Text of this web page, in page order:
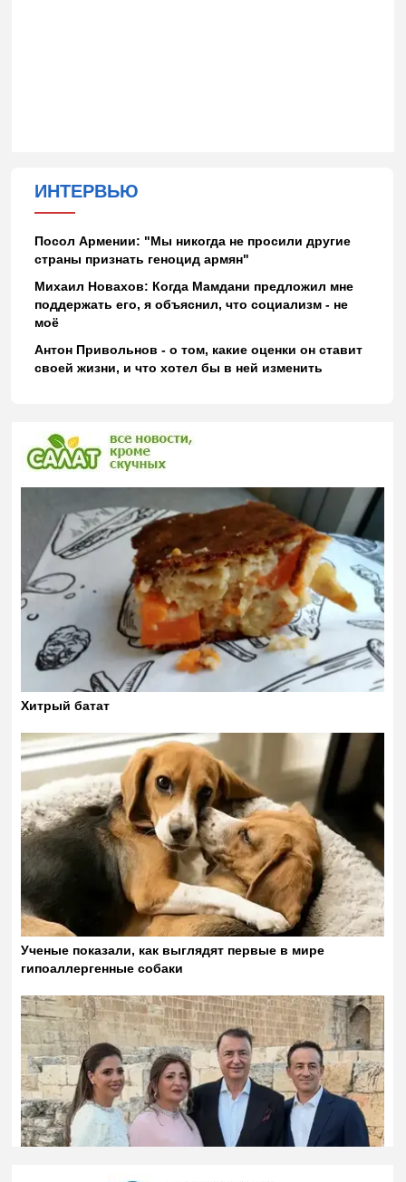
ИНТЕРВЬЮ
Посол Армении: "Мы никогда не просили другие
страны признать геноцид армян"
Михаил Новахов: Когда Мамдани предложил мне
поддержать его, я объяснил, что социализм - не
моё
Антон Привольнов - о том, какие оценки он ставит
своей жизни, и что хотел бы в ней изменить